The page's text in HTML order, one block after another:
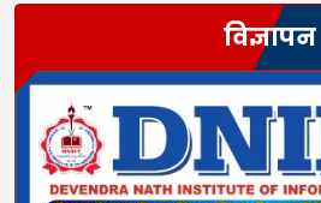
विज्ञापन